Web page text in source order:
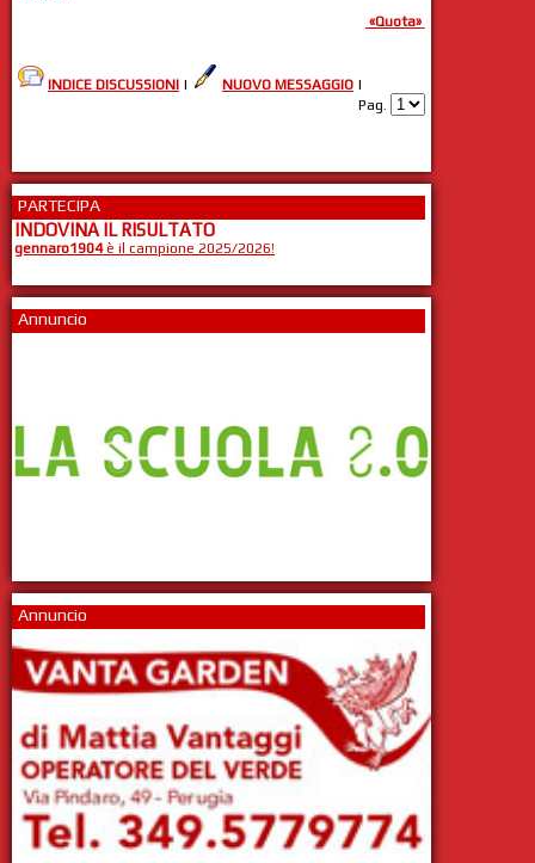
«Quota»
INDICE DISCUSSIONI | NUOVO MESSAGGIO |
Pag.
PARTECIPA
INDOVINA IL RISULTATO
gennaro1904è il campione 2025/2026!
Annuncio
Annuncio